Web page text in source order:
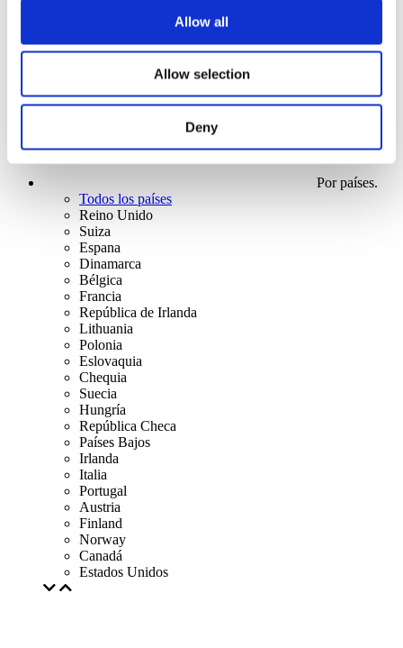
Allow all
Allow selection
Deny
Por países.
Todos los países
Reino Unido
Suiza
Espana
Dinamarca
Bélgica
Francia
República de Irlanda
Lithuania
Polonia
Eslovaquia
Chequia
Suecia
Hungría
República Checa
Países Bajos
Irlanda
Italia
Portugal
Austria
Finland
Norway
Canadá
Estados Unidos